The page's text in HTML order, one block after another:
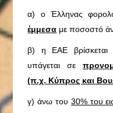
α) ο Έλληνας
έμμεσα με ποσοστό
β) η ΕΑΕ βρίσκεται
υπάγεται σε
(π.χ. Κύπρος και
γ) άνω του 30% του